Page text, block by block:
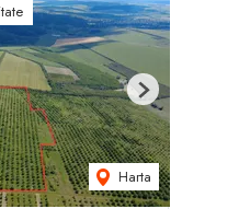
Harta
Next